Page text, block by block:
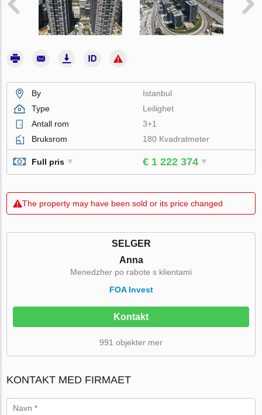
By
Istanbul
Type
Leilighet
Antall rom
3+1
Bruksrom
180 Kvadratmeter
Full pris € 1 222 374
The property may have been sold or its price changed
SELGER
Anna
Menedzher po rabote s klientami
FOA Invest
Kontakt
991 objekter mer
KONTAKT MED FIRMAET